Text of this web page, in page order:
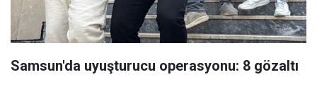
Samsun'da uyuşturucu operasyonu: 8 gözaltı